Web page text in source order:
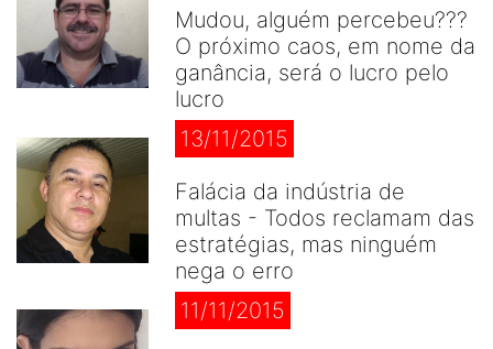
Mudou, alguém percebeu???
O próximo caos, em nome da
ganância, será o lucro pelo
lucro
13/11/2015
Falácia da indústria de
multas - Todos reclamam das
estratégias, mas ninguém
nega o erro
11/11/2015